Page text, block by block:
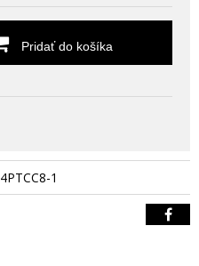
Pridať do košíka
4PTCC8-1